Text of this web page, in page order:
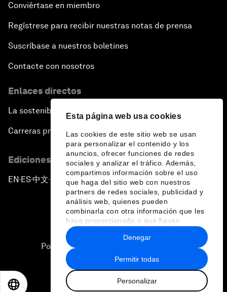
Esta página web usa cookies
Las cookies de este sitio web se usan
para personalizar el contenido y los
anuncios, ofrecer funciones de redes
sociales y analizar el tráfico. Además,
compartimos información sobre el uso
que haga del sitio web con nuestros
partners de redes sociales, publicidad y
análisis web, quienes pueden
combinarla con otra información que les
haya proporcionado o que hayan
recopilado a partir del uso que haya
hecho de sus servicios.
Permitir todas
Personalizar
Denegar
Conviértase en miembro
Regístrese para recibir nuestras notas de prensa
Suscríbase a nuestros boletines
Contacte con nosotros
Enlaces directos
La sostenibilidad en el Foro
Carreras profesionales
Ediciones en otros idiomas
EN ▪ES▪中文▪ 日本語
Política de privacidad y normas de uso
Sitemap
2026 Foro Económico Mundial